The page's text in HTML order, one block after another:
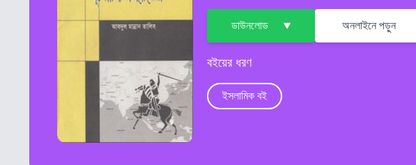
ডাউনলোড অনলাইনে পড়ুন
বইয়ের ধরণ
ইসলামিক বই